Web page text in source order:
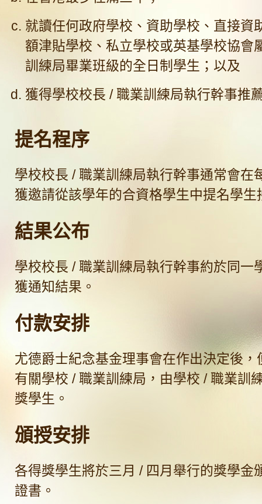
就讀任何政府學校、資助學校、直接資
額津貼學校、私立學校或英基學校協會
訓練局畢業班級的全日制學生；以及
獲得學校校長 / 職業訓練局執行幹事推
提名程序
學校校長 / 職業訓練局執行幹事通常會在
獲邀請從該學年的合資格學生中提名學生
結果公布
學校校長 / 職業訓練局執行幹事約於同一
獲通知結果。
付款安排
尤德爵士紀念基金理事會在作出決定後，
有關學校 / 職業訓練局，由學校 / 職業訓
獎學生。
頒授安排
各得獎學生將於三月 / 四月舉行的獎學金
證書。